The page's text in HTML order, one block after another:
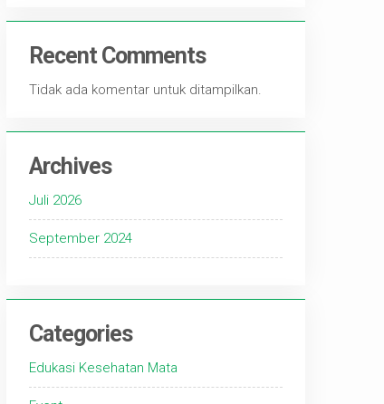
Recent Comments
Tidak ada komentar untuk ditampilkan.
Archives
Juli 2026
September 2024
Categories
Edukasi Kesehatan Mata